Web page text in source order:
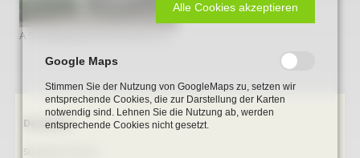
A 56 Gebaeude Dorfstrasse 21 3
Navigation
Denkmale
Stephanus-Kirche
Alle Cookies akzeptieren
Google Maps
Stimmen Sie der Nutzung von GoogleMaps zu, setzen wir
entsprechende Cookies, die zur Darstellung der Karten
notwendig sind. Lehnen Sie die Nutzung ab, werden
entsprechende Cookies nicht gesetzt.